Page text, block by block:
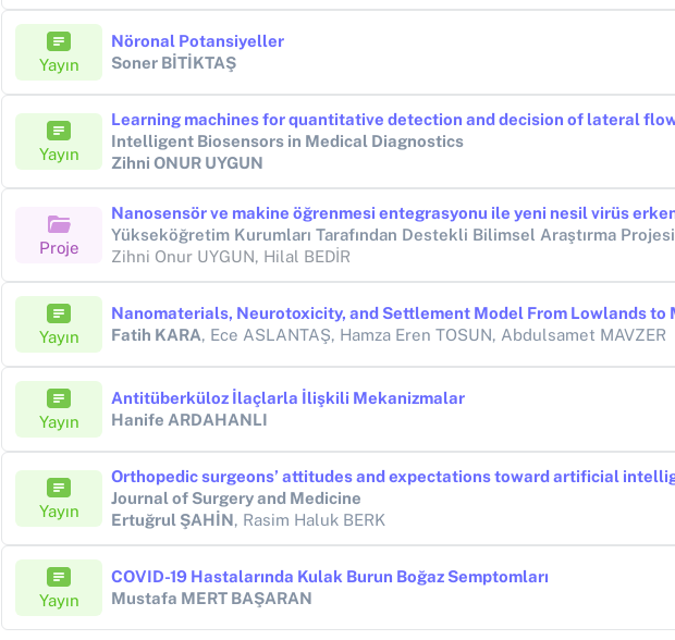
Yayın
Nöronal Potansiyeller
Soner BİTİKTAŞ
Yayın
Intelligent Biosensors in Medical Diagnostics
Zihni ONUR UYGUN
Proje
Yükseköğretim Kurumları Tarafından Destekli Bilimsel Araştırma Projesi
Zihni Onur UYGUN, Hilal BEDİR
Yayın
Fatih KARA, Ece ASLANTAŞ, Hamza Eren TOSUN, Abdulsamet MAVZER
Yayın
Antitüberküloz İlaçlarla İlişkili Mekanizmalar
Hanife ARDAHANLI
Yayın
Journal of Surgery and Medicine
Ertuğrul ŞAHİN, Rasim Haluk BERK
Yayın
COVID-19 Hastalarında Kulak Burun Boğaz Semptomları
Mustafa MERT BAŞARAN